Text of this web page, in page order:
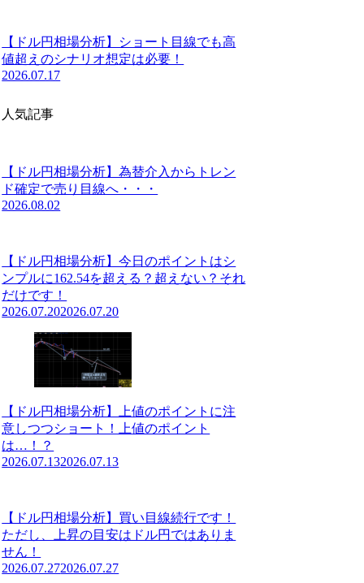
【ドル円相場分析】ショート目線でも高
値超えのシナリオ想定は必要！
2026.07.17
人気記事
【ドル円相場分析】為替介入からトレン
ド確定で売り目線へ・・・
2026.08.02
【ドル円相場分析】今日のポイントはシ
ンプルに162.54を超える？超えない？それ
だけです！
2026.07.202026.07.20
【ドル円相場分析】上値のポイントに注
意しつつショート！上値のポイント
は…！？
2026.07.132026.07.13
【ドル円相場分析】買い目線続行です！
ただし、上昇の目安はドル円ではありま
せん！
2026.07.272026.07.27